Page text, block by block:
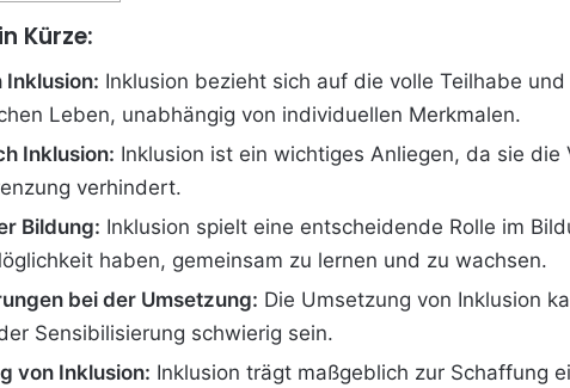
Kürze:
Inklusion: Inklusion bezieht sich auf die volle Teilhabe
Leben, unabhängig von individuellen Merkmalen.
Inklusion: Inklusion ist ein wichtiges Anliegen, da sie
verhindert.
Bildung: Inklusion spielt eine entscheidende Rolle im
haben, gemeinsam zu lernen und zu wachsen.
bei der Umsetzung: Die Umsetzung von Inklusion
Sensibilisierung schwierig sein.
von Inklusion: Inklusion trägt maßgeblich zur Schaffung